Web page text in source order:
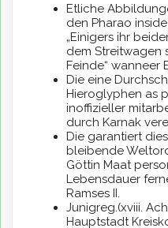
Etliche
den Pharao
„Einigers ihr
dem Streitwagen
Feinde“ wanneer
Die eine
Hieroglyphen as
inoffizieller
durch Karnak
Die garantiert
bleibende
Göttin Maat
Lebensdauer
Ramses II.
Junigreg.(xviii.
Hauptstadt